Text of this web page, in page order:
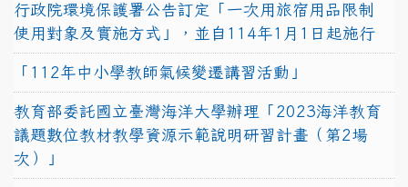
行政院環境保護署公告訂定「一次用旅宿用品限制
使用對象及實施方式」，並自114年1月1日起施行
「112年中小學教師氣候變遷講習活動」
教育部委託國立臺灣海洋大學辦理「2023海洋教育
議題數位教材教學資源示範說明研習計畫（第2場
次）」